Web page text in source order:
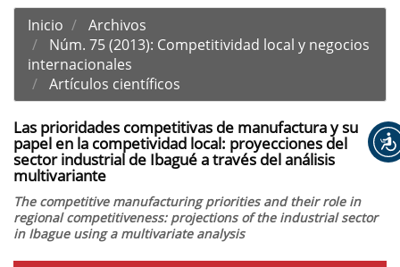
Inicio
Archivos
Núm. 75 (2013): Competitividad local y negocios
internacionales
Artículos científicos
Las prioridades competitivas de manufactura y su
papel en la competividad local: proyecciones del
sector industrial de Ibagué a través del análisis
multivariante
The competitive manufacturing priorities and their role in
regional competitiveness: projections of the industrial sector
in Ibague using a multivariate analysis